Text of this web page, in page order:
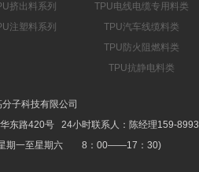
挤出料系列
注塑料系列
TPU电线电缆专用料类
TPU汽车线缆料类
TPU防火阻燃料类
TPU抗静电料类
子科技有限公司
东路420号 24小时联系人：陈经理159-
星期一至星期六 8：00——17：30)